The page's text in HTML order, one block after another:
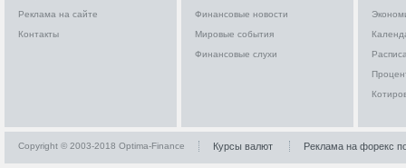
Реклама на сайте
Контакты
Финансовые новости
Мировые события
Финансовые слухи
Copyright © 2003-2018 Optima-Finance Курсы валют Реклама на форекс